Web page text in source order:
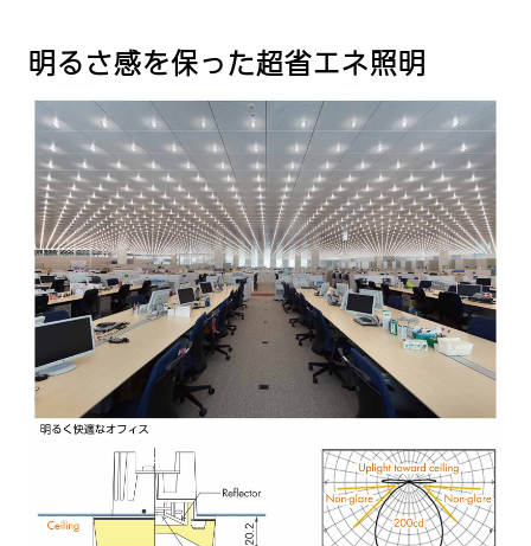
明るさ感を保った超省エネ照明